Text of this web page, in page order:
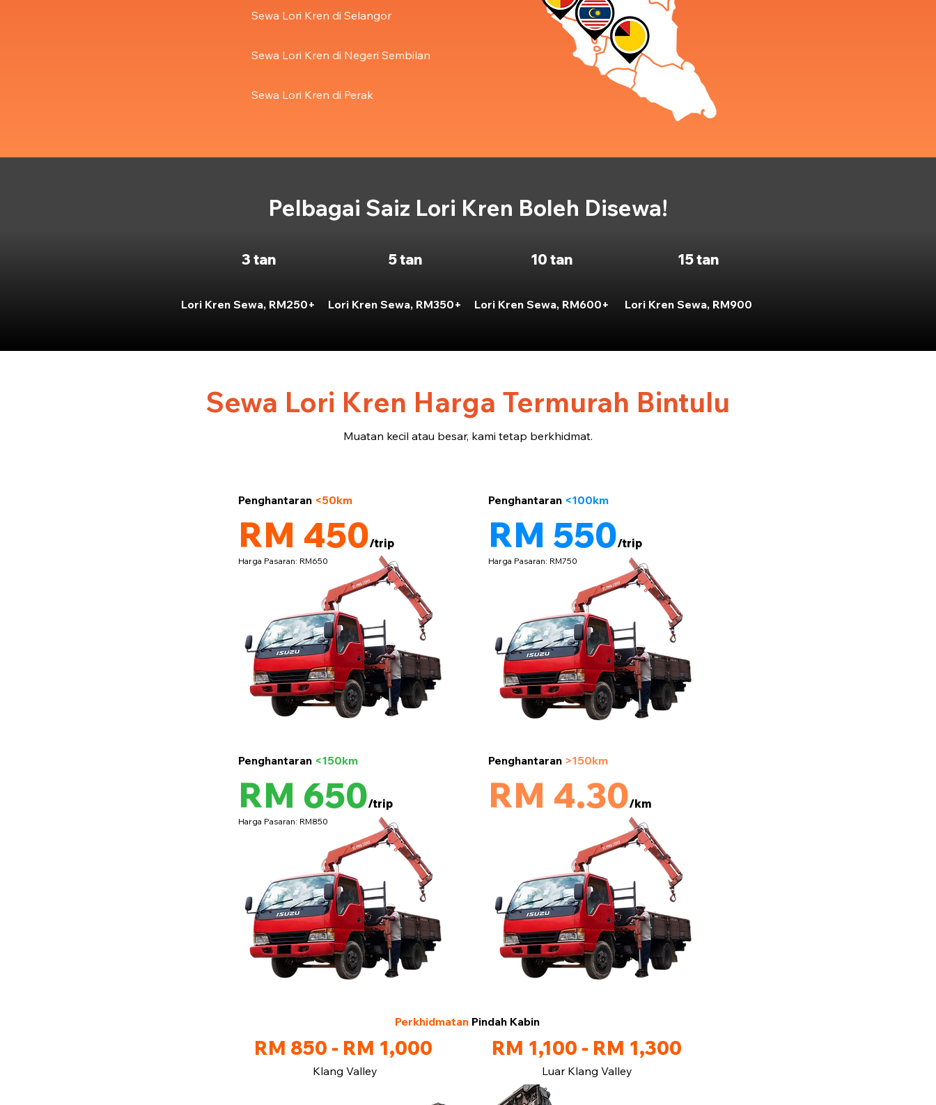
Sewa Lori Kren di Selangor
Sewa Lori Kren di Negeri Sembilan
Sewa Lori Kren di Perak
Pelbagai Saiz Lori Kren Boleh Disewa!
3 tan
Lori Kren Sewa, RM250+
5 tan
Lori Kren Sewa, RM350+
10 tan
Lori Kren Sewa, RM600+
15 tan
Lori Kren Sewa, RM900
Sewa Lori Kren Harga Termurah Bintulu
Muatan kecil atau besar, kami tetap berkhidmat.
RM 450/trip
Penghantaran <50km
Harga Pasaran: RM650
RM 650/trip
Penghantaran <150km
Harga Pasaran: RM850
RM 550/trip
Penghantaran <100km
Harga Pasaran: RM750
RM 4.30/km
Penghantaran >150km
Perkhidmatan Pindah Kabin
RM 850 - RM 1,000
Klang Valley
RM 1,100 - RM 1,300
Luar Klang Valley